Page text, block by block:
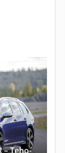
– Teho-